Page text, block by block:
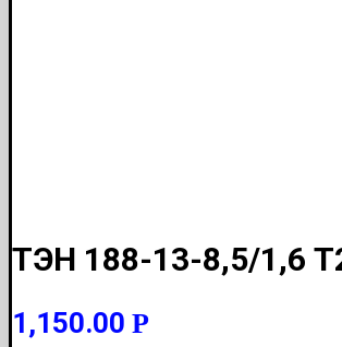
ТЭН 188-13-8,5/1,6
1,150.00 Р